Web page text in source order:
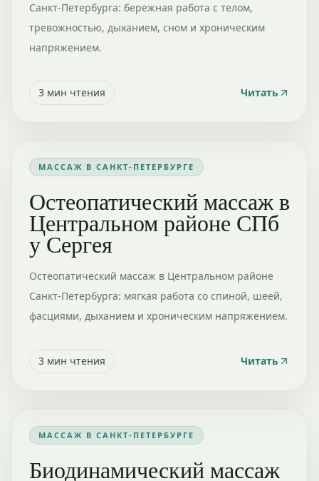
Санкт-Петербурга: бережная работа с телом,
тревожностью, дыханием, сном и хроническим
напряжением.
3 мин чтения Читать
МАССАЖ В САНКТ-ПЕТЕРБУРГЕ
Остеопатический массаж в
Центральном районе СПб
у Сергея
Остеопатический массаж в Центральном районе
Санкт-Петербурга: мягкая работа со спиной, шеей,
фасциями, дыханием и хроническим напряжением.
3 мин чтения Читать
МАССАЖ В САНКТ-ПЕТЕРБУРГЕ
Биодинамический массаж